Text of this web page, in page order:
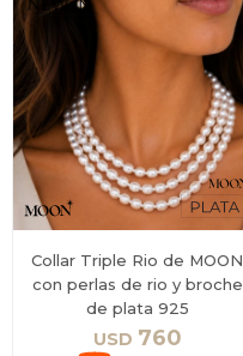
Collar Triple Rio de MOON
con perlas de rio y broche
de plata 925
USD 760